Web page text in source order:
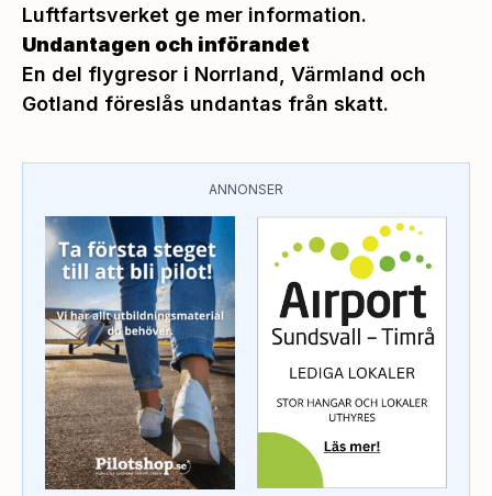
Luftfartsverket ge mer information.
Undantagen och införandet
En del flygresor i Norrland, Värmland och
Gotland föreslås undantas från skatt.
ANNONSER